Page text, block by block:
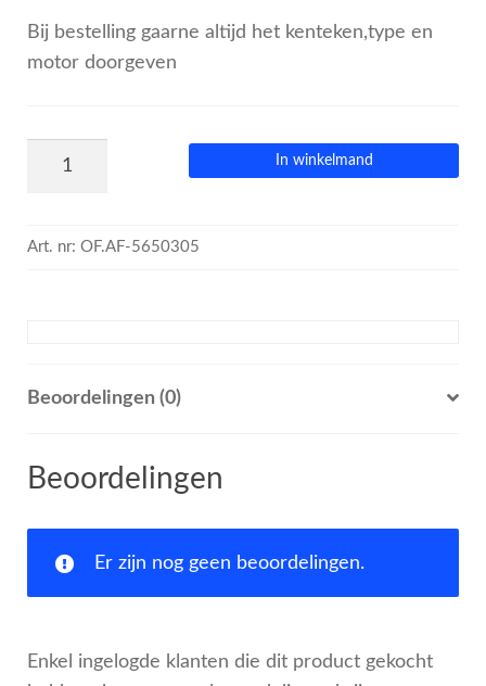
Bij bestelling gaarne altijd het kenteken,type en
motor doorgeven
In winkelmand
Art. nr: OF.AF-5650305
Beoordelingen (0)
Beoordelingen
Er zijn nog geen beoordelingen.
Enkel ingelogde klanten die dit product gekocht